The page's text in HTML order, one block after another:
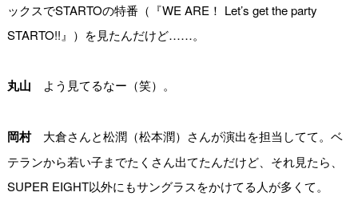
ックスでSTARTOの特番（『WE ARE！ Let’s get the party
STARTO!!』）を見たんだけど……。
丸山 よう見てるなー（笑）。
岡村大倉さんと松潤（松本潤）さんが演出を担当してて。ベ
テランから若い子までたくさん出てたんだけど、それ見たら、
SUPER EIGHT以外にもサングラスをかけてる人が多くて。